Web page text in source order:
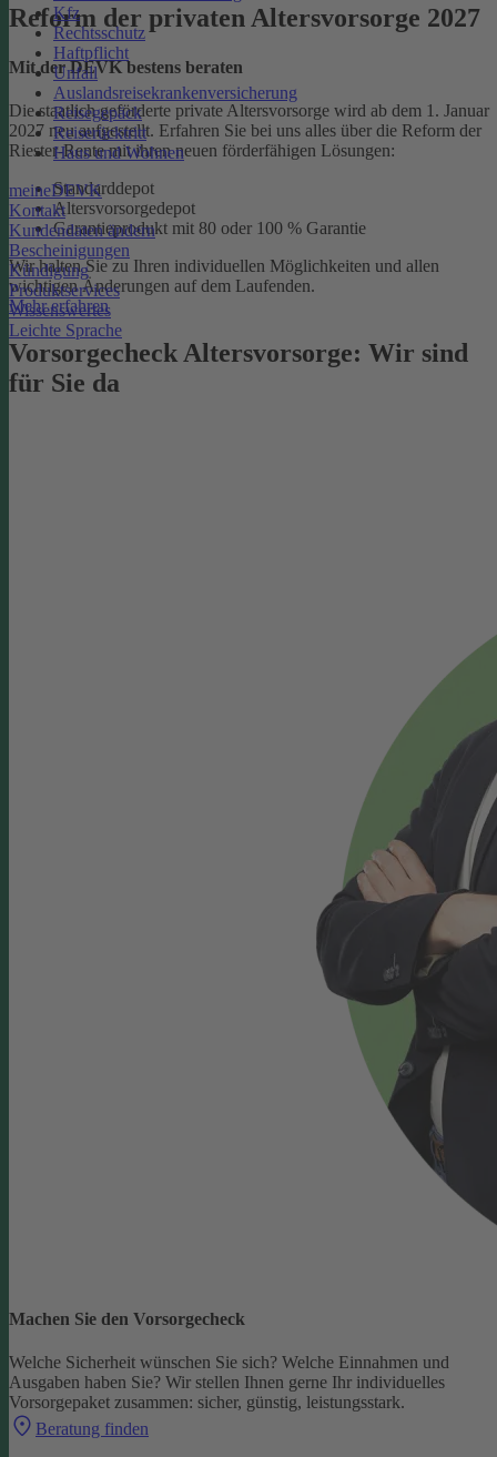
Kfz
Rechtsschutz
Haftpflicht
Unfall
Auslandsreisekrankenversicherung
Reisegepäck
Reiserücktritt
Haus und Wohnen
meineDEVK
Kontakt
Kundendaten ändern
Bescheinigungen
Kündigung
Produktservices
Wissenswertes
Leichte Sprache
Reform der privaten Altersvorsorge 2027
Mit der DEVK bestens beraten
Die staatlich geförderte private Altersvorsorge wird ab dem 1. Januar
2027 neu aufgestellt. Erfahren Sie bei uns alles über die Reform der
Riester-Rente mit ihren neuen förderfähigen Lösungen:
Standarddepot
Altersvorsorgedepot
Garantieprodukt mit 80 oder 100 % Garantie
Wir halten Sie zu Ihren individuellen Möglichkeiten und allen
wichtigen Änderungen auf dem Laufenden.
Mehr erfahren
Vorsorgecheck Altersvorsorge:­ Wir sind
für Sie da
Machen Sie den Vorsorgecheck
Welche Sicherheit wünschen Sie sich? Welche Einnahmen und
Ausgaben haben Sie? Wir stellen Ihnen gerne Ihr individuelles
Vorsorgepaket zusammen: sicher, günstig, leistungsstark.
Beratung finden